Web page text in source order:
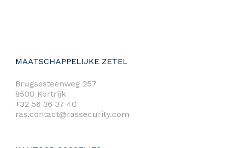
MAATSCHAPPELIJKE ZETEL
Brugsesteenweg 257
8500 Kortrijk
+32 56 36 37 40
ras.contact@rassecurity.com